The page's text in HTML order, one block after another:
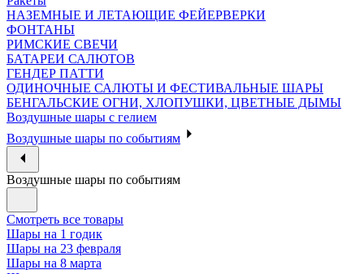
НАЗЕМНЫЕ И ЛЕТАЮЩИЕ ФЕЙЕРВЕРКИ
ФОНТАНЫ
РИМСКИЕ СВЕЧИ
БАТАРЕИ САЛЮТОВ
ГЕНДЕР ПАТТИ
ОДИНОЧНЫЕ САЛЮТЫ И ФЕСТИВАЛЬНЫЕ ШАРЫ
БЕНГАЛЬСКИЕ ОГНИ, ХЛОПУШКИ, ЦВЕТНЫЕ ДЫМЫ
Воздушные шары с гелием
Воздушные шары по событиям
Воздушные шары по событиям
Смотреть все товары
Шары на 1 годик
Шары на 23 февраля
Шары на 8 марта